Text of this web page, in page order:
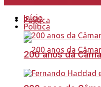
Política
Início
Política
200 anos da